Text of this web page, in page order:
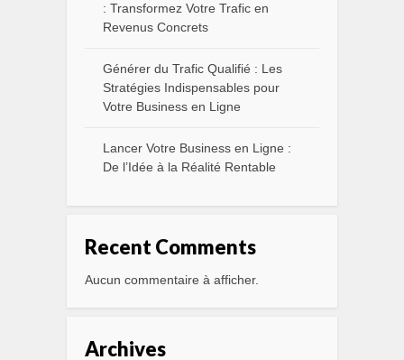
: Transformez Votre Trafic en
Revenus Concrets
Générer du Trafic Qualifié : Les
Stratégies Indispensables pour
Votre Business en Ligne
Lancer Votre Business en Ligne :
De l’Idée à la Réalité Rentable
Recent Comments
Aucun commentaire à afficher.
Archives